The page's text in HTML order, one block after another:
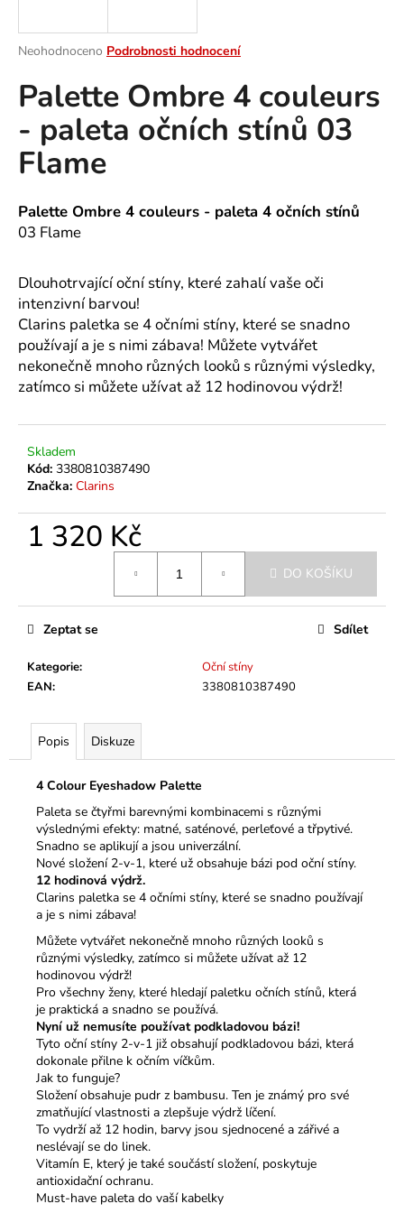
Průměrné
produktu
je
z
5
hvězdiček.
Neohodnoceno Podrobnosti hodnocení
Palette Ombre 4 couleurs
- paleta očních stínů 03
Flame
Palette Ombre 4 couleurs - paleta 4 očních stínů
03 Flame
Dlouhotrvající oční stíny, které zahalí vaše oči
intenzivní barvou!
Clarins paletka se 4 očními stíny, které se snadno
používají a je s nimi zábava! Můžete vytvářet
nekonečně mnoho různých looků s různými výsledky,
zatímco si můžete užívat až 12 hodinovou výdrž!
Skladem
Kód: 3380810387490
Značka: Clarins
1 320 Kč
DO KOŠÍKU
Kategorie:
Oční stíny
EAN: 3380810387490
Zeptat se Sdílet
Popis Diskuze
4 Colour Eyeshadow Palette
Paleta se čtyřmi barevnými kombinacemi s různými
výslednými efekty: matné, saténové, perleťové a třpytivé.
Snadno se aplikují a jsou univerzální.
Nové složení 2-v-1, které už obsahuje bázi pod oční stíny.
12 hodinová výdrž.
Clarins paletka se 4 očními stíny, které se snadno používají
a je s nimi zábava!
Můžete vytvářet nekonečně mnoho různých looků s
různými výsledky, zatímco si můžete užívat až 12
hodinovou výdrž!
Pro všechny ženy, které hledají paletku očních stínů, která
je praktická a snadno se používá.
Nyní už nemusíte používat podkladovou bázi!
Tyto oční stíny 2-v-1 již obsahují podkladovou bázi, která
dokonale přilne k očním víčkům.
Jak to funguje?
Složení obsahuje pudr z bambusu. Ten je známý pro své
zmatňující vlastnosti a zlepšuje výdrž líčení.
To vydrží až 12 hodin, barvy jsou sjednocené a zářivé a
neslévají se do linek.
Vitamín E, který je také součástí složení, poskytuje
antioxidační ochranu.
Must-have paleta do vaší kabelky
j
t
?
HLEDAT
D
o
p
o
r
u
u
m